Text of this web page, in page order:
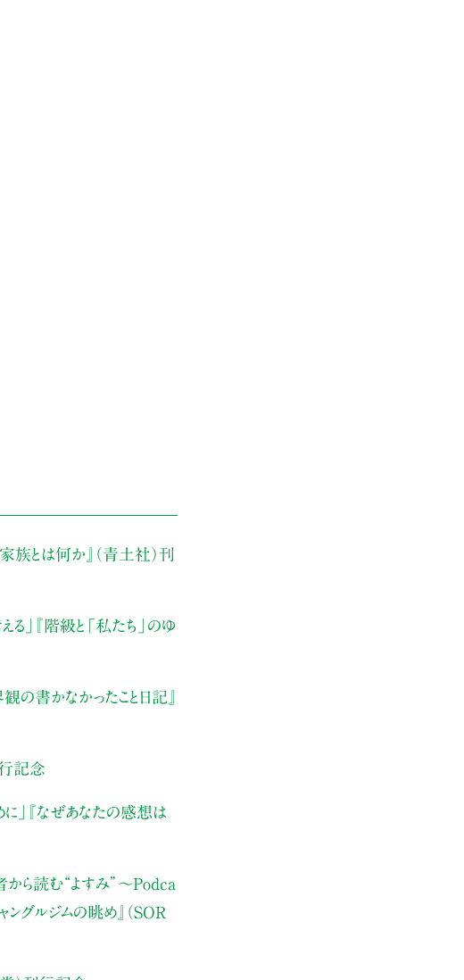
家族とは何か』（青土社）刊
」
『階級と「私たち」のゆ
の書かなかったこと日記』
行記念
」
『なぜあなたの感想は
ら読む“よすみ” 〜Podca
ングルジムの眺め』（SOR